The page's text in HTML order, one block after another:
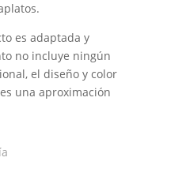
es adaptada y
no incluye ningún
el diseño y color
una aproximación